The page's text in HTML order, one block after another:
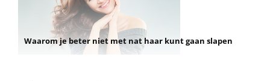
Waarom je beter niet met nat haar kunt gaan slapen